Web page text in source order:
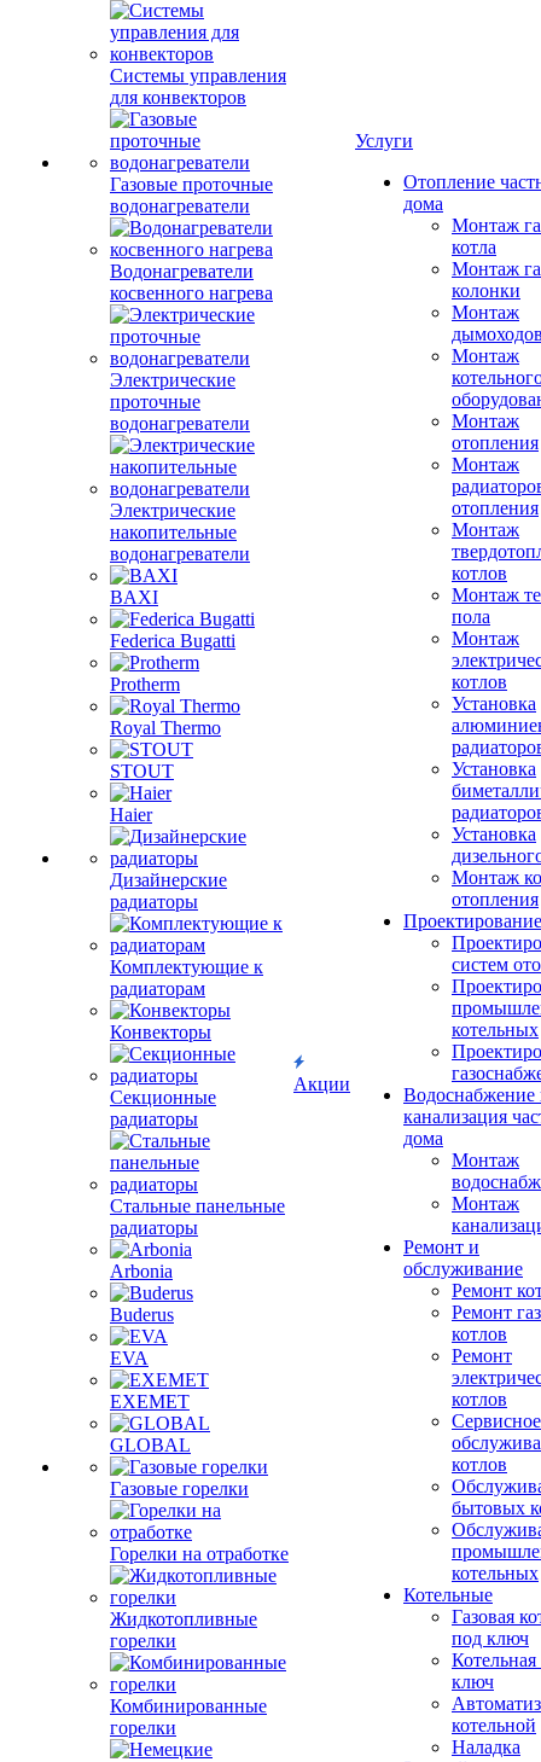
Системы управления
для конвекторов
Газовые проточные
водонагреватели
Водонагреватели
косвенного нагрева
Электрические
проточные
водонагреватели
Электрические
накопительные
водонагреватели
BAXI
Federica Bugatti
Protherm
Royal Thermo
STOUT
Haier
Дизайнерские
радиаторы
Комплектующие к
радиаторам
Конвекторы
Секционные
радиаторы
Стальные панельные
радиаторы
Arbonia
Buderus
EVA
EXEMET
GLOBAL
Газовые горелки
Горелки на отработке
Жидкотопливные
горелки
Комбинированные
горелки
Акции
Услуги
Отопление
дома
Монтаж
котла
Монтаж
колонки
Монтаж
Монтаж
Монтаж
отопления
Монтаж
отопления
Монтаж
котлов
Монтаж
пола
Монтаж
котлов
Установка
Установка
Установка
Монтаж
отопления
Проектирование
систем
котельных
Водоснабжение
канализация
дома
Монтаж
Монтаж
Ремонт и
обслуживание
Ремонт
Ремонт
котлов
Ремонт
котлов
Сервисное
котлов
бытовых
котельных
Котельные
Газовая
под ключ
ключ
котельной
Наладка